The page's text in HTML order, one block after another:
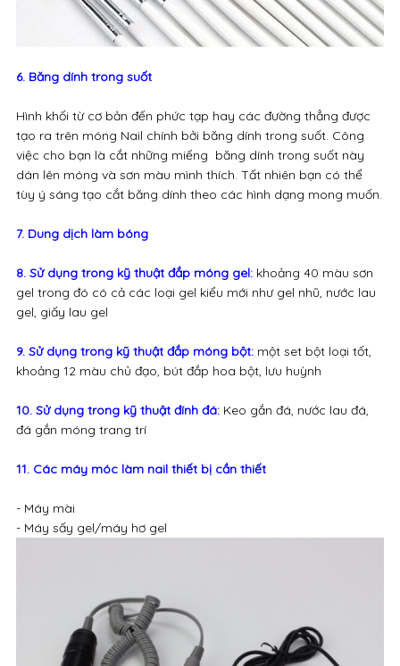
6. Băng dính trong suốt
Hình khối từ cơ bản đến phức tạp hay các đường thẳng được
tạo ra trên móng Nail chính bởi băng dính trong suốt. Công
việc cho bạn là cắt những miếng băng dính trong suốt này
dán lên móng và sơn màu mình thích. Tất nhiên bạn có thể
tùy ý sáng tạo cắt băng dính theo các hình dạng mong muốn.
7. Dung dịch làm bóng
8. Sử dụng trong kỹ thuật đắp móng gel: khoảng 40 màu sơn
gel trong đó có cả các loại gel kiểu mới như gel nhũ, nước lau
gel, giấy lau gel
9. Sử dụng trong kỹ thuật đắp móng bột:một set bột loại tốt,
khoảng 12 màu chủ đạo, bút đắp hoa bột, lưu huỳnh
10. Sử dụng trong kỹ thuật đính đá:Keo gắn đá, nước lau đá,
đá gắn móng trang trí
11. Các máy móc làm nail thiết bị cần thiết
- Máy mài
- Máy sấy gel/máy hơ gel